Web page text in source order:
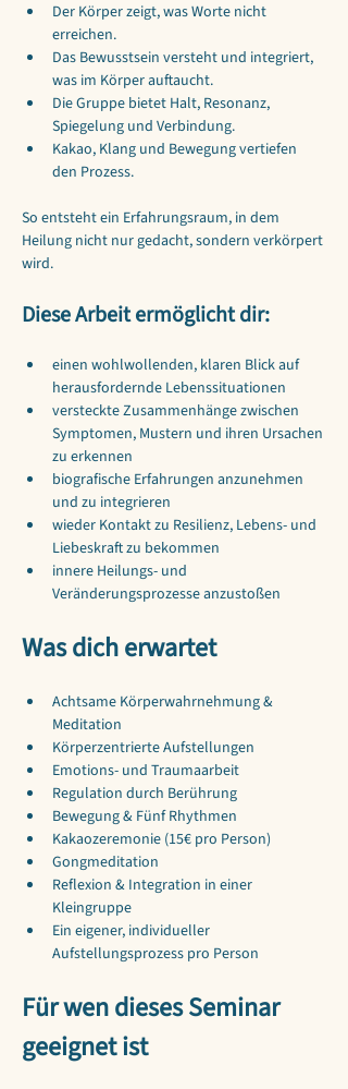
Der Körper zeigt, was Worte nicht
erreichen.
Das Bewusstsein versteht und integriert,
was im Körper auftaucht.
Die Gruppe bietet Halt, Resonanz,
Spiegelung und Verbindung.
Kakao, Klang und Bewegung vertiefen
den Prozess.
So entsteht ein Erfahrungsraum, in dem
Heilung nicht nur gedacht, sondern verkörpert
wird.
Diese Arbeit ermöglicht dir:
einen wohlwollenden, klaren Blick auf
herausfordernde Lebenssituationen
versteckte Zusammenhänge zwischen
Symptomen, Mustern und ihren Ursachen
zu erkennen
biografische Erfahrungen anzunehmen
und zu integrieren
wieder Kontakt zu Resilienz, Lebens- und
Liebeskraft zu bekommen
innere Heilungs- und
Veränderungsprozesse anzustoßen
Was dich erwartet
Achtsame Körperwahrnehmung &
Meditation
Körperzentrierte Aufstellungen
Emotions- und Traumaarbeit
Regulation durch Berührung
Bewegung & Fünf Rhythmen
Kakaozeremonie (15€ pro Person)
Gongmeditation
Reflexion & Integration in einer
Kleingruppe
Ein eigener, individueller
Aufstellungsprozess pro Person
Für wen dieses Seminar
geeignet ist